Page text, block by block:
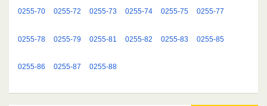
0255-70 0255-72 0255-73 0255-74 0255-75 0255-77
0255-78 0255-79 0255-81 0255-82 0255-83 0255-85
0255-86 0255-87 0255-88